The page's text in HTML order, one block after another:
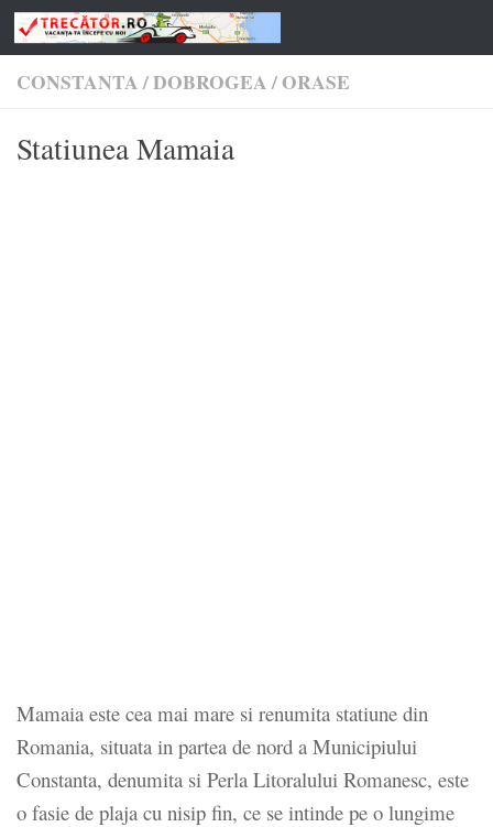
Skip to content
CONSTANTA/DOBROGEA/ORASE
Statiunea Mamaia
Mamaia este cea mai mare si renumita statiune din
Romania, situata in partea de nord a Municipiului
Constanta, denumita si Perla Litoralului Romanesc, este
o fasie de plaja cu nisip fin, ce se intinde pe o lungime